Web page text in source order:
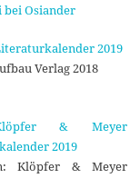
Osiander
2019
Verlag 2018
& Meyer
2019
Klöpfer & Meyer